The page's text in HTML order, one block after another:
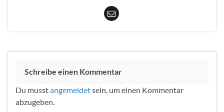
Schreibe einen Kommentar
Du musstangemeldetsein, um einen Kommentar
abzugeben.